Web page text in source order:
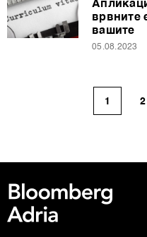
врвните
вашите
05.08.2023
1 2